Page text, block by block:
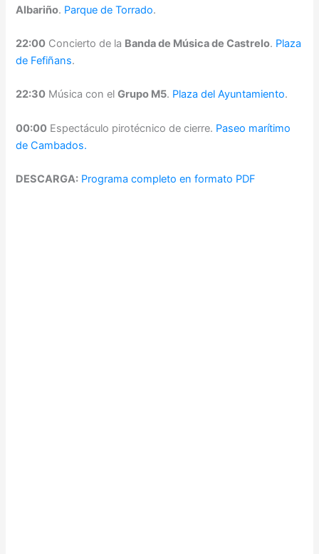
Albariño. Parque de Torrado.
22:00 Concierto de la Banda de Música de Castrelo. Plaza
de Fefiñans.
22:30 Música con elGrupo M5. Plaza del Ayuntamiento.
00:00 Espectáculo pirotécnico de cierre. Paseo marítimo
de Cambados.
DESCARGA: Programa completo en formato PDF